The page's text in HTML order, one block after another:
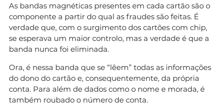
As bandas magnéticas presentes em cada cartão são o
componente a partir do qual as fraudes são feitas. É
verdade que, com o surgimento dos cartões com chip,
se esperava um maior controlo, mas a verdade é que a
banda nunca foi eliminada.
Ora, é nessa banda que se “lêem” todas as informações
do dono do cartão e, consequentemente, da própria
conta. Para além de dados como o nome e morada, é
também roubado o número de conta.